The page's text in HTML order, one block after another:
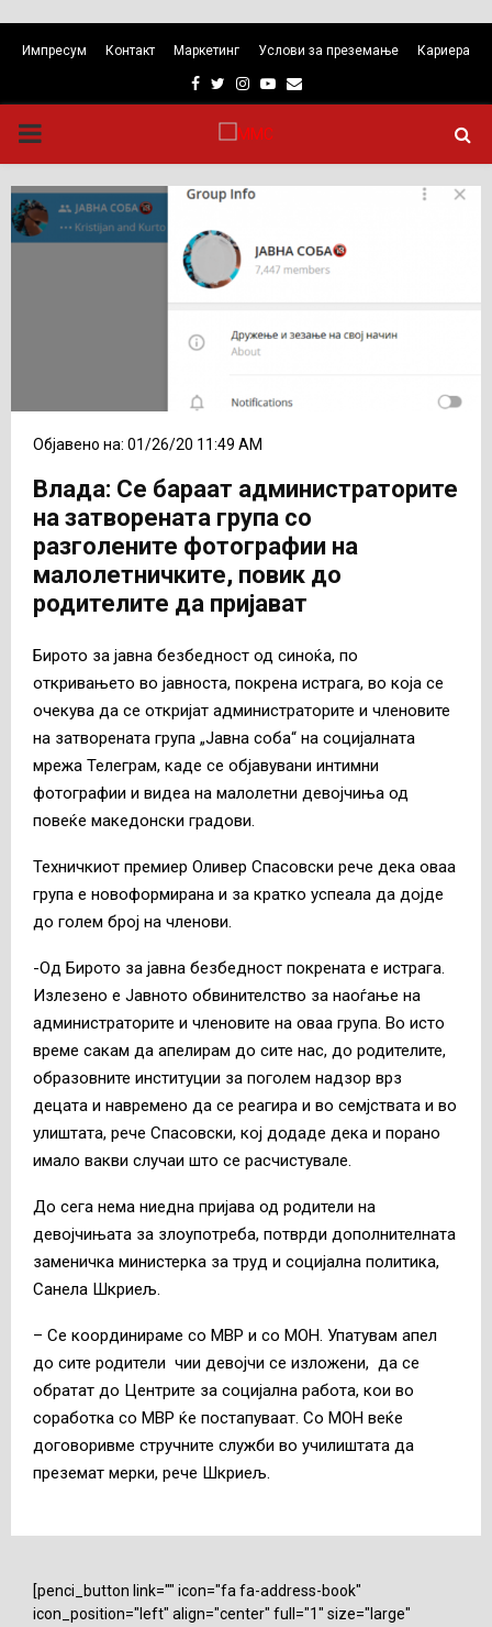
Импресум Контакт Маркетинг Услови за преземање Кариера
Facebook
TwitterInstagram
Youtube
Email
PRIMARY
MENU
Објавено на: 01/26/20 11:49 AM
Влада: Се бараат администраторите
на затворената група со
разголените фотографии на
малолетничките, повик до
родителите да пријават
Бирото за јавна безбедност од синоќа, по
откривањето во јавноста, покрена истрага, во која се
очекува да се откријат администраторите и членовите
на затворената група „Јавна соба“ на социјалната
мрежа Телеграм, каде се објавувани интимни
фотографии и видеа на малолетни девојчиња од
повеќе македонски градови.
Техничкиот премиер Оливер Спасовски рече дека оваа
група е новоформирана и за кратко успеала да дојде
до голем број на членови.
-Од Бирото за јавна безбедност покрената е истрага.
Излезено е Јавното обвинителство за наоѓање на
администраторите и членовите на оваа група. Во исто
време сакам да апелирам до сите нас, до родителите,
образовните институции за поголем надзор врз
децата и навремено да се реагира и во семјствата и во
улиштата, рече Спасовски, кој додаде дека и порано
имало вакви случаи што се расчистувале.
До сега нема ниедна пријава од родители на
девојчињата за злоупотреба, потврди дополнителната
заменичка министерка за труд и социјална политика,
Санела Шкриељ.
– Се координираме со МВР и со МОН. Упатувам апел
до сите родители чии девојчи се изложени, да се
обратат до Центрите за социјална работа, кои во
соработка со МВР ќе постапуваат. Со МОН веќе
договоривме стручните служби во училиштата да
преземат мерки, рече Шкриељ.
[penci_button link="" icon="fa fa-address-book"
icon_position="left" align="center" full="1" size="large"